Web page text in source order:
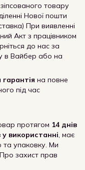
товару
Нової пошти
При виявленні
Акт з працівником
до нас за
в Вайбер або на
на повне
під час
протягом 14 днів
у використанні, має
та упаковку. Ми
захист прав